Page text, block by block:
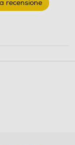
recensione
Questa
modale.